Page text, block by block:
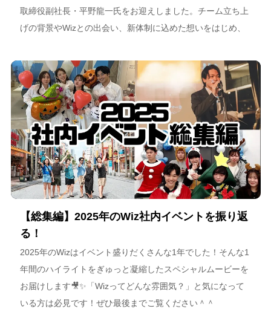
取締役副社長・平野龍一氏をお迎えしました。チーム立ち上
げの背景やWizとの出会い、新体制に込めた想いをはじめ、
海道が描く今後のビジョンについて語っています。
【総集編】2025年のWiz社内イベントを振り返
る！
2025年のWizはイベント盛りだくさんな1年でした！そんな1
年間のハイライトをぎゅっと凝縮したスペシャルムービーを
お届けします🎥✨「Wizってどんな雰囲気？」と気になって
いる方は必見です！ぜひ最後までご覧ください＾＾